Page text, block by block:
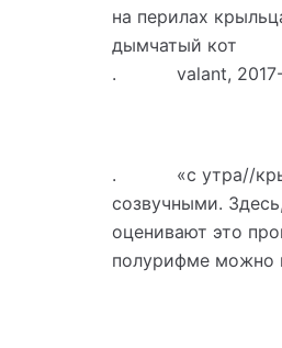
на перилах
дымчатый кот
. valant, 2017-
. «с утра//
созвучными.
оценивают это
полурифме можно